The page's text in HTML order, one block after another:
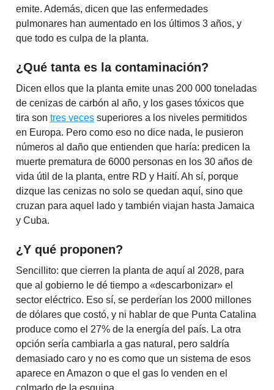
emite. Además, dicen que las enfermedades
pulmonares han aumentado en los últimos 3 años, y
que todo es culpa de la planta.
¿Qué tanta es la contaminación?
Dicen ellos que la planta emite unas 200 000 toneladas
de cenizas de carbón al año, y los gases tóxicos que
tira son tres veces superiores a los niveles permitidos
en Europa. Pero como eso no dice nada, le pusieron
números al daño que entienden que haría: predicen la
muerte prematura de 6000 personas en los 30 años de
vida útil de la planta, entre RD y Haití. Ah sí, porque
dizque las cenizas no solo se quedan aquí, sino que
cruzan para aquel lado y también viajan hasta Jamaica
y Cuba.
¿Y qué proponen?
Sencillito: que cierren la planta de aquí al 2028, para
que al gobierno le dé tiempo a «descarbonizar» el
sector eléctrico. Eso sí, se perderían los 2000 millones
de dólares que costó, y ni hablar de que Punta Catalina
produce como el 27% de la energía del país. La otra
opción sería cambiarla a gas natural, pero saldría
demasiado caro y no es como que un sistema de esos
aparece en Amazon o que el gas lo venden en el
colmado de la esquina.